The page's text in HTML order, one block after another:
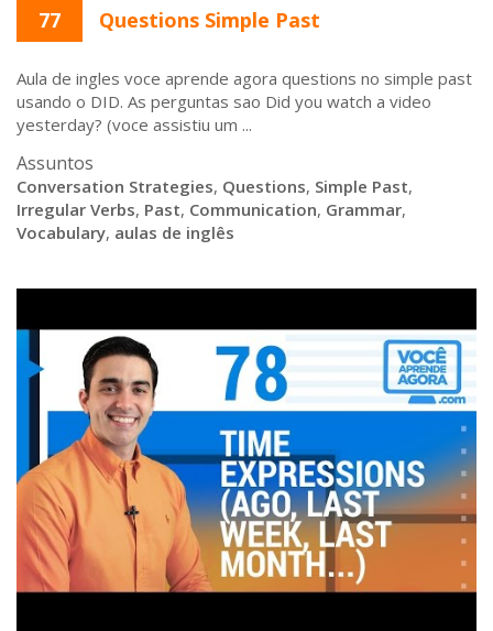
77 Questions Simple Past
Aula de ingles voce aprende agora questions no simple past
usando o DID. As perguntas sao Did you watch a video
yesterday? (voce assistiu um ...
Assuntos
Conversation Strategies, Questions, Simple Past,
Irregular Verbs, Past, Communication, Grammar,
Vocabulary, aulas de inglês